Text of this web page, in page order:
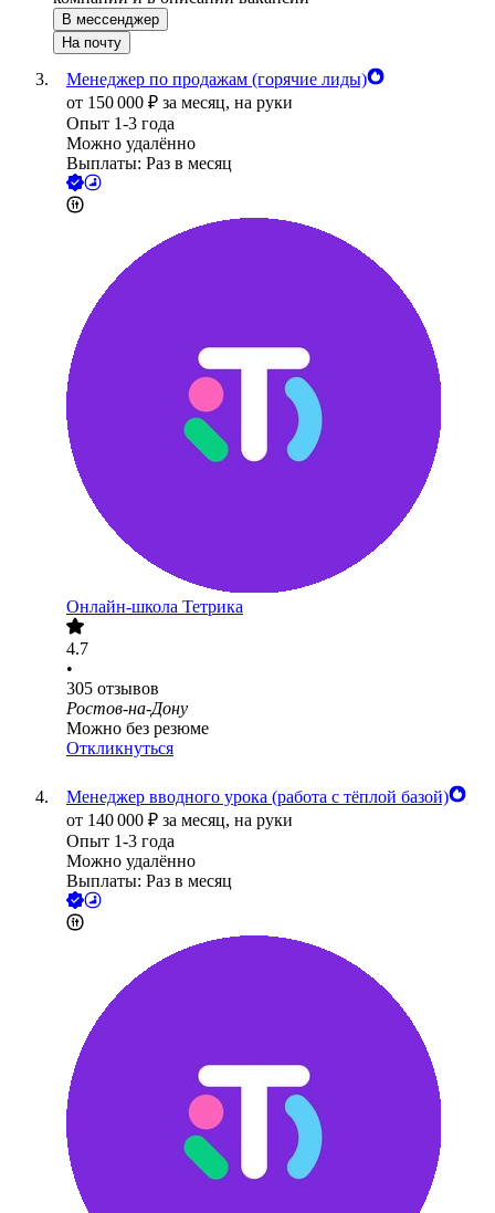
В мессенджер
На почту
Менеджер по продажам (горячие лиды)
от 150 000 ₽ за месяц, на руки
Опыт 1-3 года
Можно удалённо
Выплаты: Раз в месяц
Онлайн-школа Тетрика
4.7
•
305 отзывов
Ростов-на-Дону
Можно без резюме
Откликнуться
Менеджер вводного урока (работа с тёплой базой)
от 140 000 ₽ за месяц, на руки
Опыт 1-3 года
Можно удалённо
Выплаты: Раз в месяц